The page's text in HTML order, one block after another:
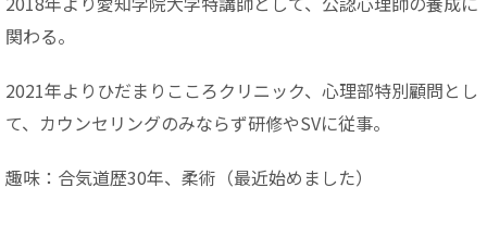
関わる。
2021年よりひだまりこころクリニック、心理部特別顧問とし
て、カウンセリングのみならず研修やSVに従事。
趣味：合気道歴30年、柔術（最近始めました）